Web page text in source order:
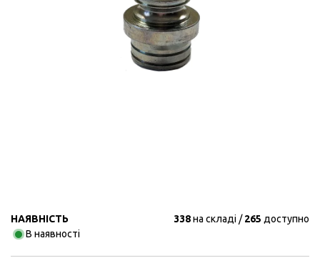
НАЯВНІСТЬ
В наявності
338на складі 265 доступно